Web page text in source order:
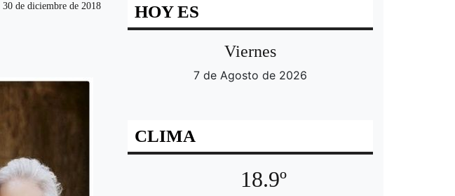
30 de diciembre de 2018 HOY ES
Viernes
7 de Agosto de 2026
CLIMA
18.9º